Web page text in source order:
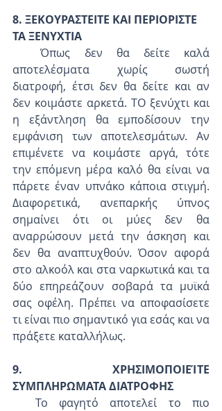
8. ΞΕΚΟΥΡΑΣΤΕΙΤΕ ΚΑΙ ΠΕΡΙΟΡΙΣΤΕ
ΤΑ ΞΕΝΥΧΤΙΑ
  Όπως δεν θα δείτε καλά
αποτελέσματα χωρίς σωστή
διατροφή, έτσι δεν θα δείτε και αν
δεν κοιμάστε αρκετά. ΤΟ ξενύχτι και
η εξάντληση θα εμποδίσουν την
εμφάνιση των αποτελεσμάτων. Αν
επιμένετε να κοιμάστε αργά, τότε
την επόμενη μέρα καλό θα είναι να
πάρετε έναν υπνάκο κάποια στιγμή.
Διαφορετικά, ανεπαρκής ύπνος
σημαίνει ότι οι μύες δεν θα
αναρρώσουν μετά την άσκηση και
δεν θα αναπτυχθούν. Όσον αφορά
στο αλκοόλ και στα ναρκωτικά και τα
δύο επηρεάζουν σοβαρά τα μυϊκά
σας οφέλη. Πρέπει να αποφασίσετε
τι είναι πιο σημαντικό για εσάς και να
πράξετε καταλλήλως.
9. ΧΡΗΣΙΜΟΠΟΙΕΊΤΕ
ΣΥΜΠΛΗΡΩΜΑΤΑ ΔΙΑΤΡΟΦΗΣ